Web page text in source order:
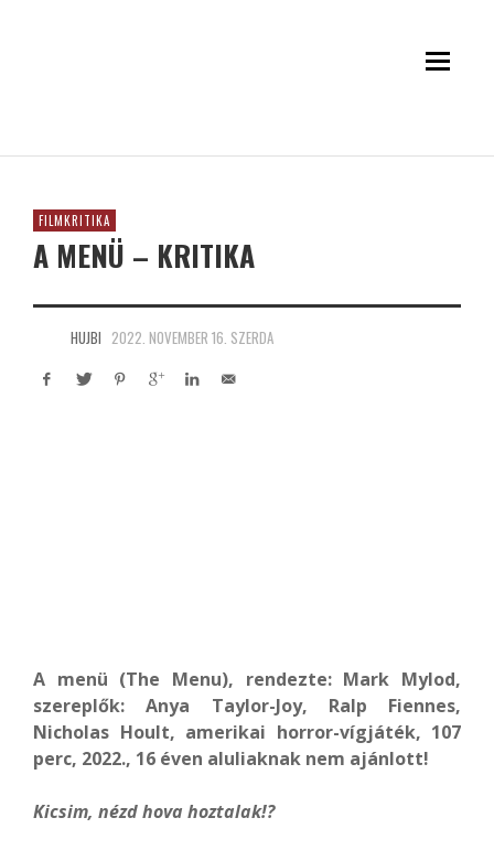
FILMKRITIKA
A MENÜ – KRITIKA
HUJBI 2022. NOVEMBER 16. SZERDA
A menü (The Menu), rendezte: Mark Mylod,
szereplők: Anya Taylor-Joy, Ralp Fiennes,
Nicholas Hoult, amerikai horror-vígjáték, 107
perc, 2022., 16 éven aluliaknak nem ajánlott!
Kicsim, nézd hova hoztalak!?